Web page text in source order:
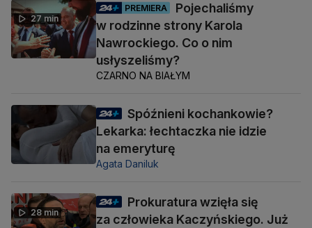
27 min
PREMIERA
Pojechaliśmy
w rodzinne strony Karola
Nawrockiego. Co o nim
usłyszeliśmy?
CZARNO NA BIAŁYM
Spóźnieni kochankowie?
Lekarka: łechtaczka nie idzie
na emeryturę
Agata Daniluk
28 min
Prokuratura wzięła się
za człowieka Kaczyńskiego. Już